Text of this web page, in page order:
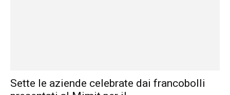
Sette le aziende celebrate dai francobolli